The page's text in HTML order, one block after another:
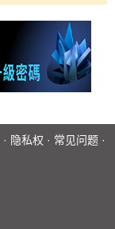
· 隐私权 · 常见问题 ·